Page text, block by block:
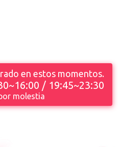
en estos momentos.
/ 19:45~23:30
molestia